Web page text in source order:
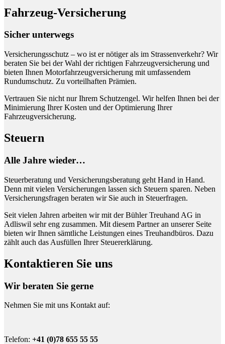
Fahrzeug-Versicherung
Sicher unterwegs
Versicherungsschutz – wo ist er nötiger als im Strassenverkehr? Wir
beraten Sie bei der Wahl der richtigen Fahrzeugversicherung und
bieten Ihnen Motorfahrzeugversicherung mit umfassendem
Rundumschutz. Zu vorteilhaften Prämien.
Vertrauen Sie nicht nur Ihrem Schutzengel. Wir helfen Ihnen bei der
Minimierung Ihrer Kosten und der Optimierung Ihrer
Fahrzeugversicherung.
Steuern
Alle Jahre wieder…
Steuerberatung und Versicherungsberatung geht Hand in Hand.
Denn mit vielen Versicherungen lassen sich Steuern sparen. Neben
Versicherungsfragen beraten wir Sie auch in Steuerfragen.
Seit vielen Jahren arbeiten wir mit der Bühler Treuhand AG in
Adliswil sehr eng zusammen. Mit diesem Partner an unserer Seite
bieten wir Ihnen sämtliche Leistungen eines Treuhandbüros. Dazu
zählt auch das Ausfüllen Ihrer Steuererklärung.
Kontaktieren Sie uns
Wir beraten Sie gerne
Nehmen Sie mit uns Kontakt auf:
Telefon: +41 (0)78 655 55 55